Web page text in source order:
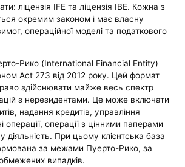
ліцензія IFE та ліцензія IBE. Кожна з
окремим законом і має власну
операційної моделі та податкового
Рико (International Financial Entity)
Act 273 від 2012 року. Цей формат
здійснювати майже весь спектр
з нерезидентами. Це може включати
надання кредитів, управління
операції, операції з цінними паперами
діяльність. При цьому клієнтська база
за межами Пуерто-Рико, за
випадків.